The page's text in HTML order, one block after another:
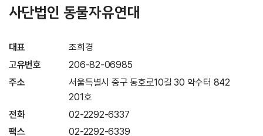
사단법인 동물자유연대
대표
조희경
고유번호
206-82-06985
주소
서울특별시 중구 동호로10길 30 약수터 842
201호
전화
02-2292-6337
팩스
02-2292-6339